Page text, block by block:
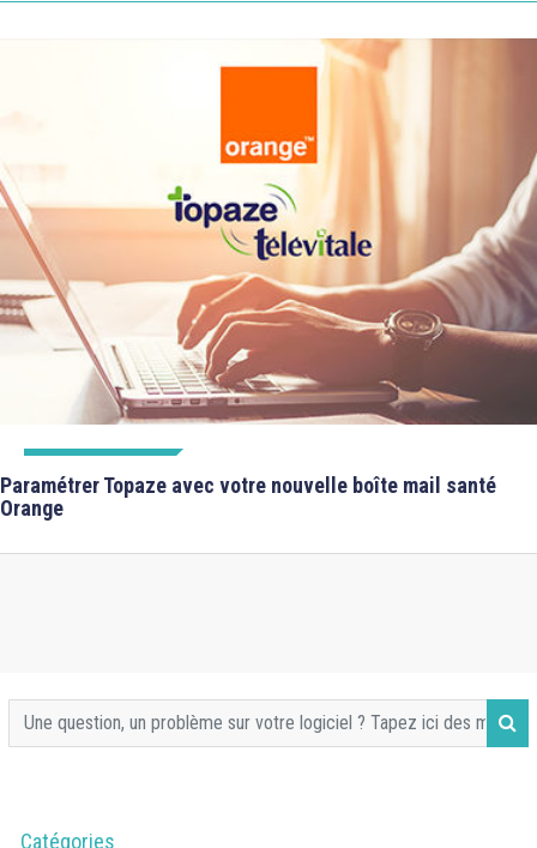
Paramétrer Topaze avec votre nouvelle boîte mail santé
Orange
Catégories